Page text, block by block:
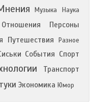
Музыка Наука
Отношения Персоны
Путешествия
Разное
События Спорт
Транспорт
Экономика Юмор